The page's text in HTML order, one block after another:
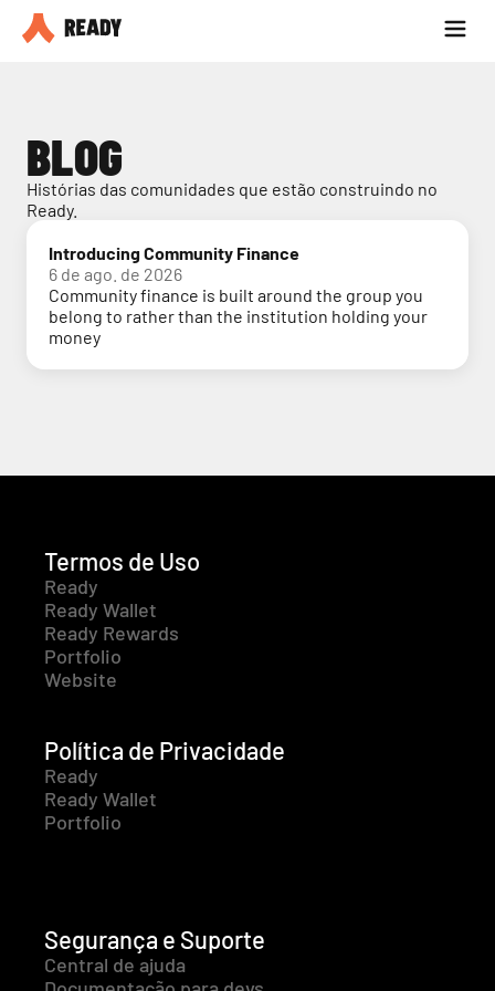
Seja parceiro
BLOG
Histórias das comunidades que estão construindo no
Ready.
Introducing Community Finance
6 de ago. de 2026
Community finance is built around the group you
belong to rather than the institution holding your
money
Termos de Uso
Ready
Ready Wallet
Ready Rewards
Portfolio
Website
Política de Privacidade
Ready
Ready Wallet
Portfolio
Segurança e Suporte
Central de ajuda